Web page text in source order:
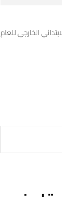
الخارجي للعام